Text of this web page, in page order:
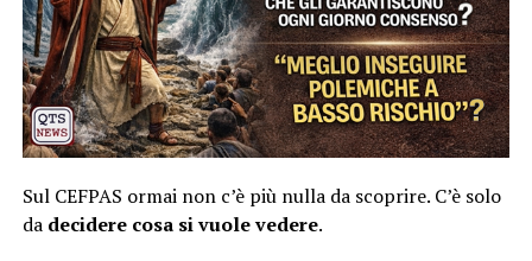
Sul CEFPAS ormai non c’è più nulla da scoprire. C’è solo
da decidere cosa si vuole vedere.